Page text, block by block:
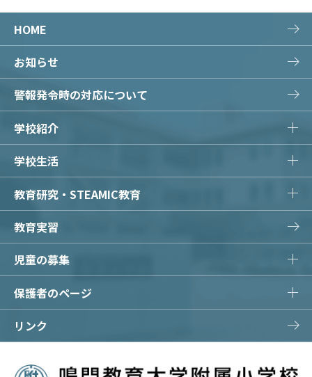
HOME
お知らせ
警報発令時の対応について
学校紹介
学校生活
教育研究・STEAMIC教育
教育実習
児童の募集
保護者のページ
リンク